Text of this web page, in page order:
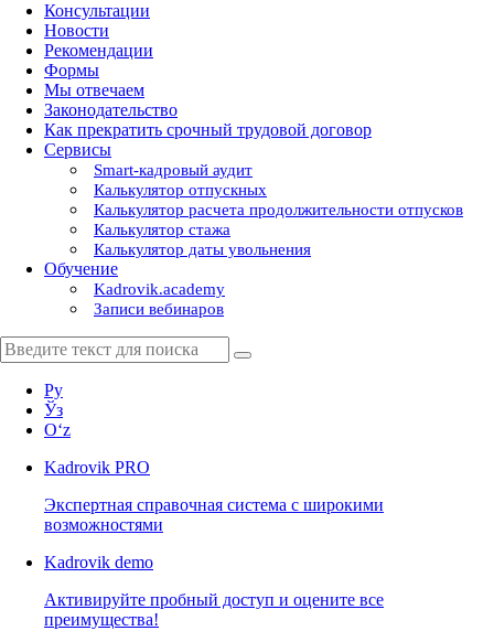
Консультации
Новости
Рекомендации
Формы
Мы отвечаем
Законодательство
Как прекратить срочный трудовой договор
Сервисы
Smart-кадровый аудит
Калькулятор отпускных
Калькулятор расчета продолжительности отпусков
Калькулятор стажа
Калькулятор даты увольнения
Обучение
Kadrovik.academy
Записи вебинаров
Ру
Ўз
Oʻz
Kadrovik PRO
Экспертная справочная система с широкими
возможностями
Kadrovik demo
Активируйте пробный доступ и оцените все
преимущества!